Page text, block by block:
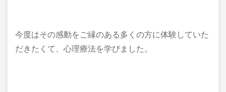
今度はその感動をご縁のある多くの方に体験していた
だきたくて、心理療法を学びました。